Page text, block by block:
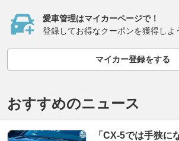
愛車管理はマイカーページで！
登録してお得なクーポンを獲得しよ
マイカー登録をする
おすすめのニュース
「CX-5では手狭に